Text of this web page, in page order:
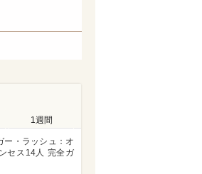
1週間
ー・ラッシュ：オ
セス14人 完全ガ